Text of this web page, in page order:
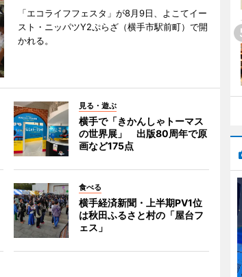
「エコライフフェスタ」が8月9日、よこてイー
スト・ニッパツY2ぷらざ（横手市駅前町）で開
かれる。
見る・遊ぶ
横手で「きかんしゃトーマス
の世界展」 出版80周年で原
画など175点
食べる
横手経済新聞・上半期PV1位
は秋田ふるさと村の「屋台フ
ェス」